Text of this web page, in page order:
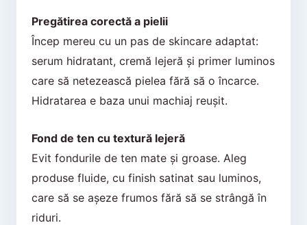
Pregătirea corectă a pielii
Încep mereu cu un pas de skincare adaptat:
serum hidratant, cremă lejeră și primer luminos
care să netezească pielea fără să o încarce.
Hidratarea e baza unui machiaj reușit.
Fond de ten cu textură lejeră
Evit fondurile de ten mate și groase. Aleg
produse fluide, cu finish satinat sau luminos,
care să se așeze frumos fără să se strângă în
riduri.